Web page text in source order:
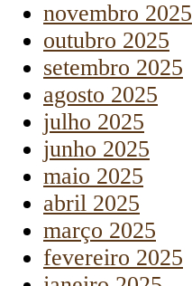
novembro 2025
outubro 2025
setembro 2025
agosto 2025
julho 2025
junho 2025
maio 2025
abril 2025
março 2025
fevereiro 2025